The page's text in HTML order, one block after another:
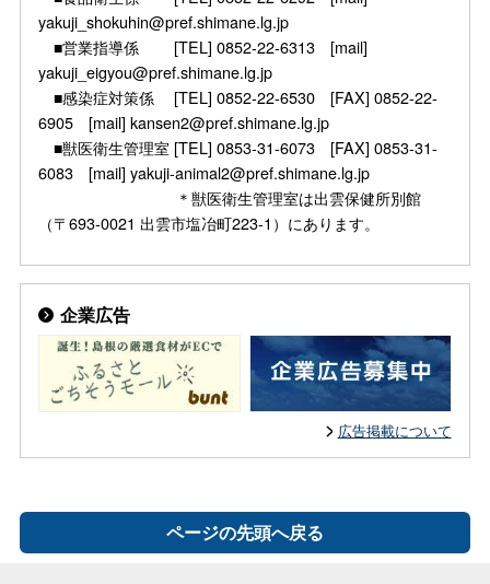
yakuji_shokuhin@pref.shimane.lg.jp
■営業指導係 [TEL] 0852-22-6313 [mail]
yakuji_eigyou@pref.shimane.lg.jp
■感染症対策係 [TEL] 0852-22-6530 [FAX] 0852-22-
6905 [mail] kansen2@pref.shimane.lg.jp
■獣医衛生管理室 [TEL] 0853-31-6073 [FAX] 0853-31-
6083 [mail] yakuji-animal2@pref.shimane.lg.jp
＊獣医衛生管理室は出雲保健所別館
（〒693-0021 出雲市塩冶町223-1）にあります。
企業広告
広告掲載について
ページの先頭へ戻る